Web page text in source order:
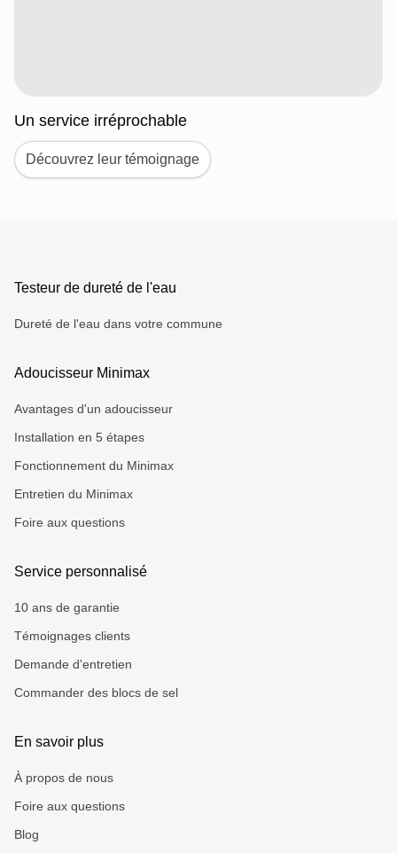
Un service irréprochable
Découvrez leur témoignage
Testeur de dureté de l'eau
Dureté de l'eau dans votre commune
Adoucisseur Minimax
Avantages d'un adoucisseur
Installation en 5 étapes
Fonctionnement du Minimax
Entretien du Minimax
Foire aux questions
Service personnalisé
10 ans de garantie
Témoignages clients
Demande d'entretien
Commander des blocs de sel
En savoir plus
À propos de nous
Foire aux questions
Blog